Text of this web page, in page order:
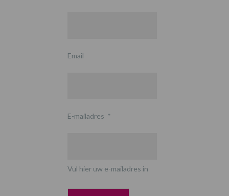
Email
E-mailadres *
Vul hier uw e-mailadres in